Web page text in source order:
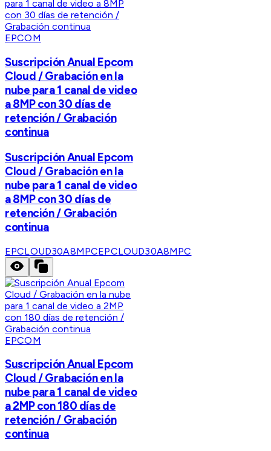
EPCOM
Suscripción Anual Epcom
Cloud / Grabación en la
nube para 1 canal de video
a 8MP con 30 días de
retención / Grabación
continua
Suscripción Anual Epcom
Cloud / Grabación en la
nube para 1 canal de video
a 8MP con 30 días de
retención / Grabación
continua
EPCLOUD30A8MPCEPCLOUD30A8MPC
EPCOM
Suscripción Anual Epcom
Cloud / Grabación en la
nube para 1 canal de video
a 2MP con 180 días de
retención / Grabación
continua